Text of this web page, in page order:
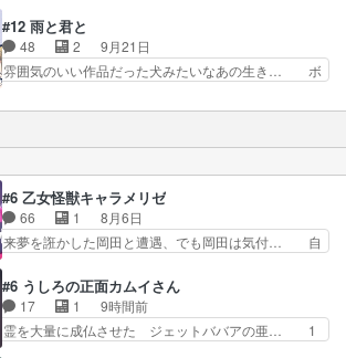
ェルダーキルシュトルテって… メガネの娘ぉぉお
おぉおおぉぉぉおおおおお… アニメ脚本家デビュ
ー。阿闍梨餅は、安くて…
偵の服着た“君”可愛いw北条さんの圧… ここ数話
アニメ関係の話だったけど最後は意… 徹夜して書
き上げた脚本小学生時代の幼馴染… 日浦から頼ま
れたアニメの脚本は無事完成す… 近年のアニメは
#12 雨と君と
48 2
9月21日
雰囲気のいい作品だった犬みたいなあの生き… ボ
出逢う第0話、もう一度1話から観たく… 何故雨
が発表され藤はうれしくなるが「君… 大人になっ
かったです、癒されました♪た… もう喋れれば最
悪たぬきじゃ無くても犬でも… 藤さんと君から溢
れる癒し・不思議・おもし… 最終話も特に変わり
なく藤と君と雨を交えて…
#6 乙女怪獣キャラメリゼ
66 1
8月6日
来夢を誑かした岡田と遭遇、でも岡田は気付… 自
なからのメイク道具が、らいりーさんを… らいり
ーの影響で理想に向けて努力する黒絵… コングと
ゴ〇ラの怪獣大決戦!?w黒絵の友… らいりーが己
のルッキズムと相対する話とし… らいりーさんが
#6 うしろの正面カムイさん
17 1
9時間前
霊を大量に成仏させた ジェットババアの亜… 1